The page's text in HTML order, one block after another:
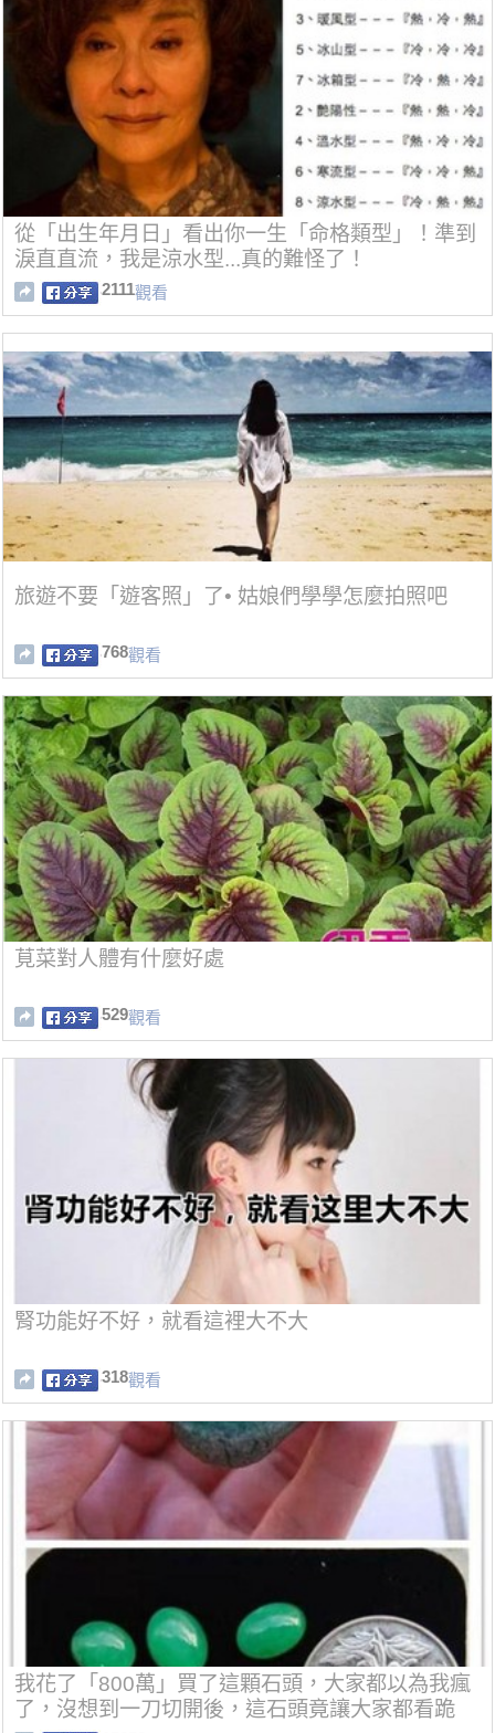
從「出生年月日」看出你一生「命格類型」！準到
淚直直流，我是涼水型...真的難怪了！
2111觀看
旅遊不要「遊客照」了• 姑娘們學學怎麼拍照吧
768觀看
莧菜對人體有什麼好處
529觀看
腎功能好不好，就看這裡大不大
318觀看
我花了「800萬」買了這顆石頭，大家都以為我瘋
了，沒想到一刀切開後，這石頭竟讓大家都看跪